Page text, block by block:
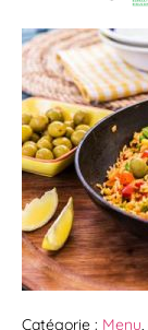
Catégorie : Menu,